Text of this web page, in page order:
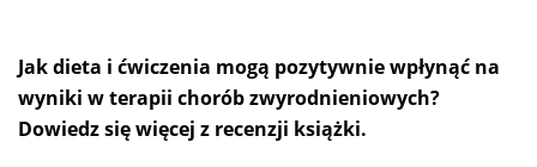
Jak dieta i ćwiczenia mogą pozytywnie wpłynąć na
wyniki w terapii chorób zwyrodnieniowych?
Dowiedz się więcej z recenzji książki.